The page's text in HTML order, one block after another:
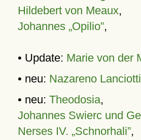
Hildebert von Meaux,
Johannes „Opilio”,
• Update: Marie von der
• neu: Nazareno Lanciotti
• neu: Theodosia,
Johannes Swierc und
Nerses IV. „Schnorhali”,